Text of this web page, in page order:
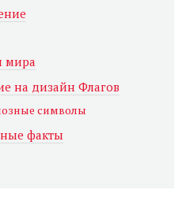
мира
на дизайн Флагов
символы
факты